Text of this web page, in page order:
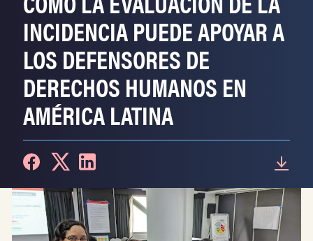
INCIDENCIA PUEDE APOYAR A
LOS DEFENSORES DE
DERECHOS HUMANOS EN
AMÉRICA LATINA